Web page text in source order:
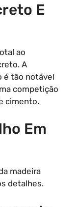
E
ao
A
é tão notável
competição
cimento.
Em
madeira
detalhes.